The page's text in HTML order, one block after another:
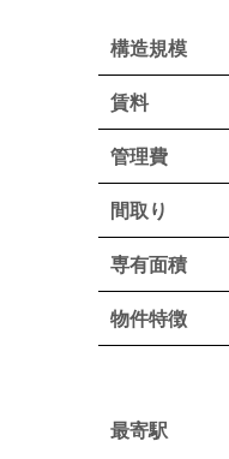
構造規模
賃料
管理費
間取り
専有面積
物件特徴
最寄駅